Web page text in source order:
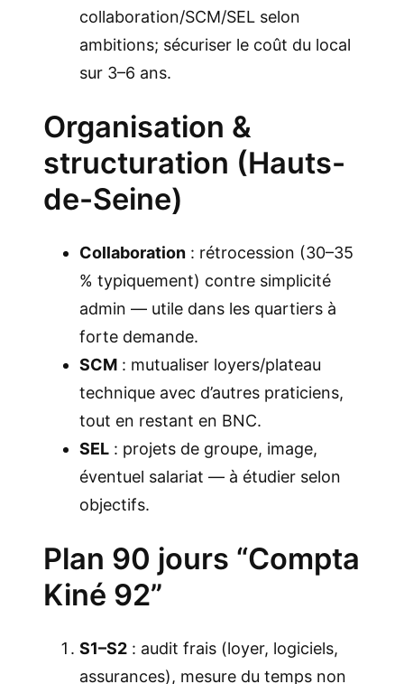
collaboration/SCM/SEL selon
ambitions; sécuriser le coût du local
sur 3–6 ans.
Organisation &
structuration (Hauts-
de-Seine)
Collaboration : rétrocession (30–35
% typiquement) contre simplicité
admin — utile dans les quartiers à
forte demande.
SCM : mutualiser loyers/plateau
technique avec d’autres praticiens,
tout en restant en BNC.
SEL : projets de groupe, image,
éventuel salariat — à étudier selon
objectifs.
Plan 90 jours “Compta
Kiné 92”
S1–S2 : audit frais (loyer, logiciels,
assurances), mesure du temps non